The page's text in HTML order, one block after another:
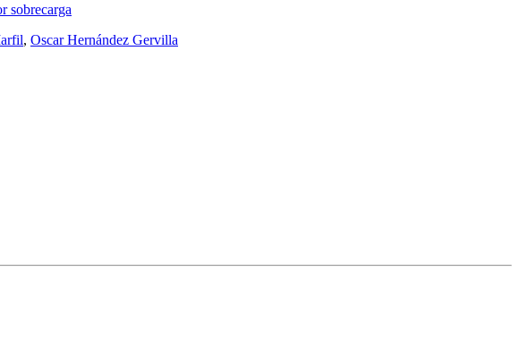
sobrecarga
, Oscar Hernández Gervilla